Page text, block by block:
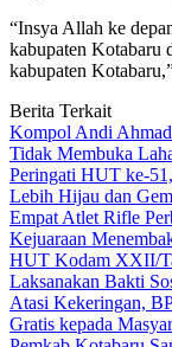
“Insya Allah ke
kabupaten Kotabaru
kabupaten
Berita Terkait
Kompol Andi
Tidak Membuka
Peringati HUT ke-
Lebih Hijau dan
Empat Atlet Rifle
Kejuaraan
HUT Kodam XXII/
Laksanakan Bakti
Atasi Kekeringan,
Gratis kepada